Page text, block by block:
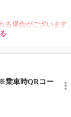
場合がございます。
す。
乗車時QRコー